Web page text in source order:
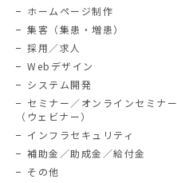
ホームページ制作
集客（集患・増患）
採用／求人
Webデザイン
システム開発
セミナー／オンラインセミナー
（ウェビナー）
インフラセキュリティ
補助金／助成金／給付金
その他